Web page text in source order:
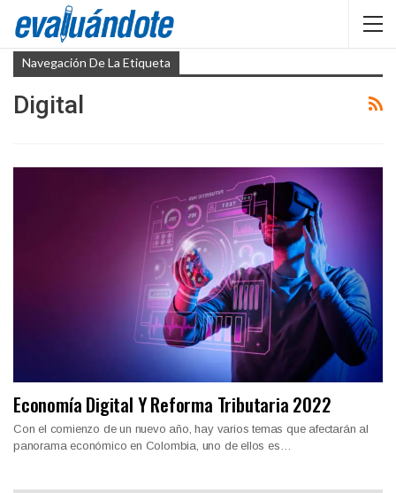
Navegación De La Etiqueta
Digital
Economía Digital Y Reforma Tributaria 2022
Con el comienzo de un nuevo año, hay varios temas que afectarán al
panorama económico en Colombia, uno de ellos es…